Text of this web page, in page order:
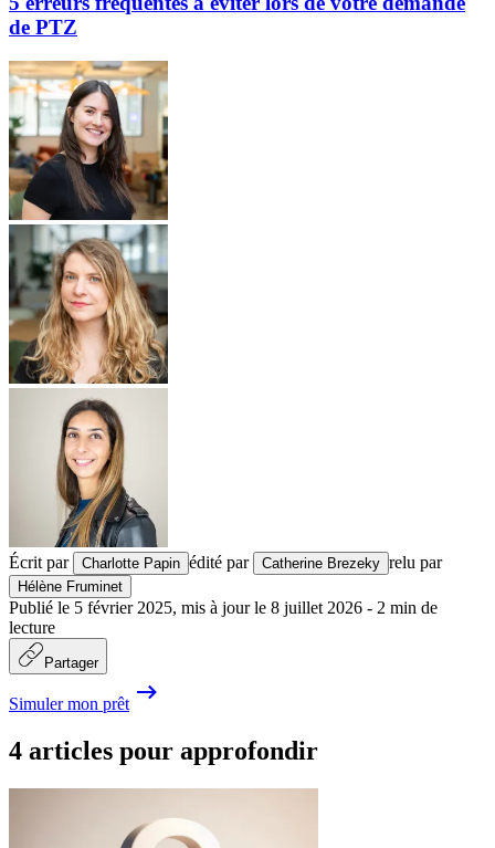
de PTZ
Écrit par Charlotte Papin édité par Catherine Brezeky relu par
Hélène Fruminet
Publié le 5 février 2025, mis à jour le 8 juillet 2026 - 2 min de
lecture
Partager
Simuler mon prêt
4 articles pour approfondir